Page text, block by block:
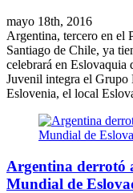
mayo 18th, 2016
Argentina, tercero en el
Santiago de Chile, ya
celebrará en
Juvenil integra el Grupo
Eslovenia, el local
Argentina derrotó
Mundial de